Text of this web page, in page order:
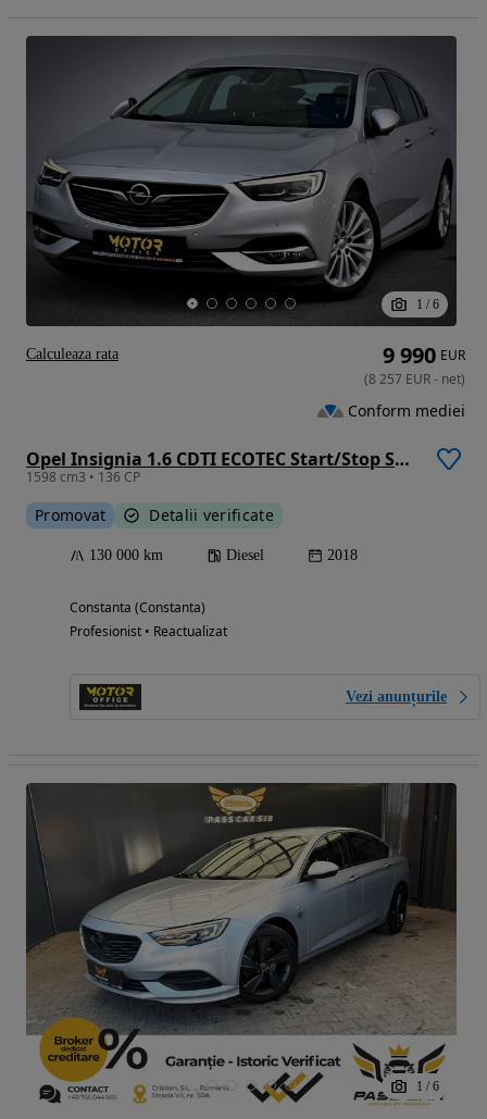
1 / 6
Opel Insignia 1.6 CDTI ECOTEC Start/Stop Sport
1598 cm3 • 136 CP
Promovat Detalii verificate
130 000 km Diesel 2018
Constanta (Constanta)
Profesionist • Reactualizat
Vezi anunțurile
9 990 EUR
(8 257 EUR- net)
Conform mediei
Calculeaza rata
1 / 6